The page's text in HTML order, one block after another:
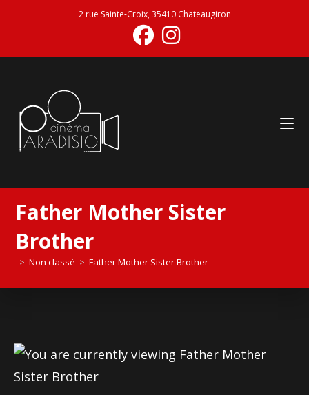
2 rue Sainte-Croix, 35410 Chateaugiron
Father Mother Sister
Brother
> Non classé > Father Mother Sister Brother